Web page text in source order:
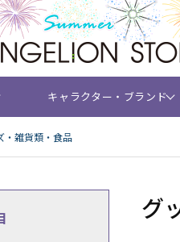
キャラクター・ブランド
・雑貨類・食品
グ